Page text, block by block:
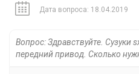
Дата вопроса: 18.04.2019
Вопрос: Здравствуйте. Сузуки
передний привод. Сколько